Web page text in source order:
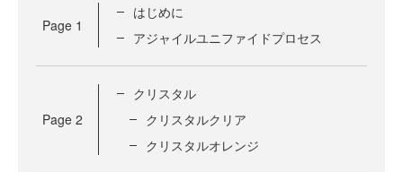
Page 1
はじめに
アジャイルユニファイドプロセス
Page 2
クリスタル
クリスタルクリア
クリスタルオレンジ